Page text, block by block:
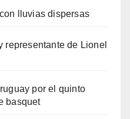
lluvias dispersas
representante de Lionel
por el quinto
basquet